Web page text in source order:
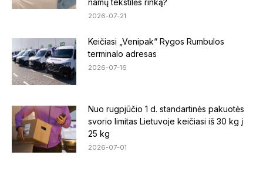
2026-07-21
Keičiasi „Venipak“ Rygos Rumbulos
terminalo adresas
2026-07-16
Nuo rugpjūčio 1 d. standartinės pakuotės
svorio limitas Lietuvoje keičiasi iš 30 kg į
25 kg
2026-07-01